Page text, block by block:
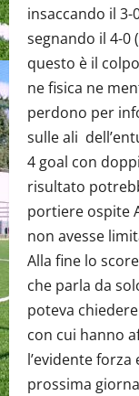
insaccando il
segnando il 4-0
questo è il
ne fisica ne
perdono per
sulle ali
4 goal con
risultato
portiere ospite
non avesse
Alla fine lo
che parla da
poteva
con cui hanno
l’evidente
prossima